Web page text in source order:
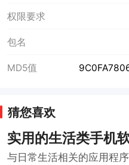
权限要求
包名
MD5值
猜您喜欢
实用的生活类手机
与日常生活相关的应用程